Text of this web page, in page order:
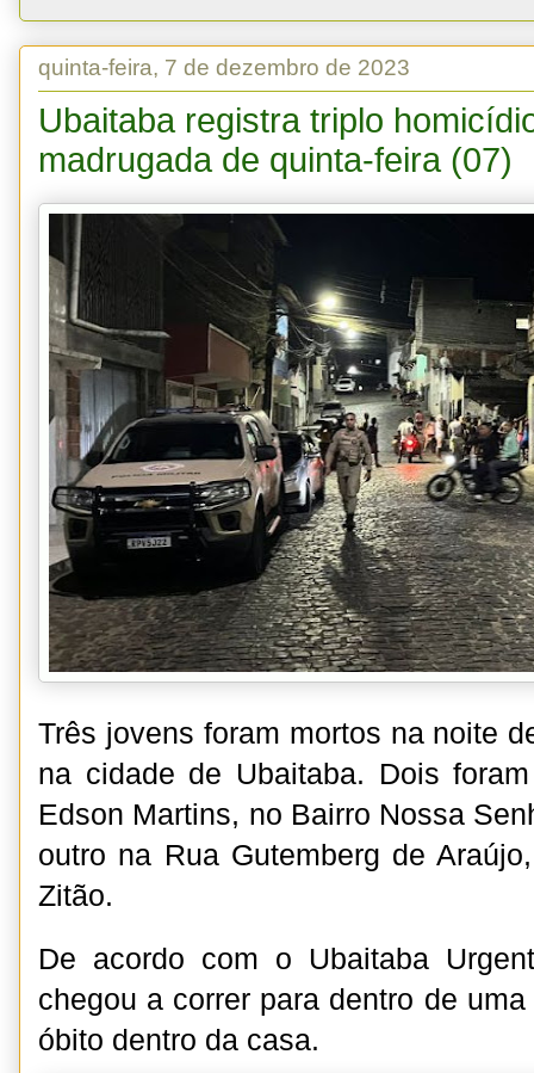
quinta-feira, 7 de dezembro de 2023
Ubaitaba registra triplo
madrugada de quinta-feira (07)
Três jovens foram mortos na noite
na cidade de Ubaitaba. Dois
Edson Martins, no Bairro Nossa
outro na Rua Gutemberg de
Zitão.
De acordo com o Ubaitaba
chegou a correr para dentro de
óbito dentro da casa.